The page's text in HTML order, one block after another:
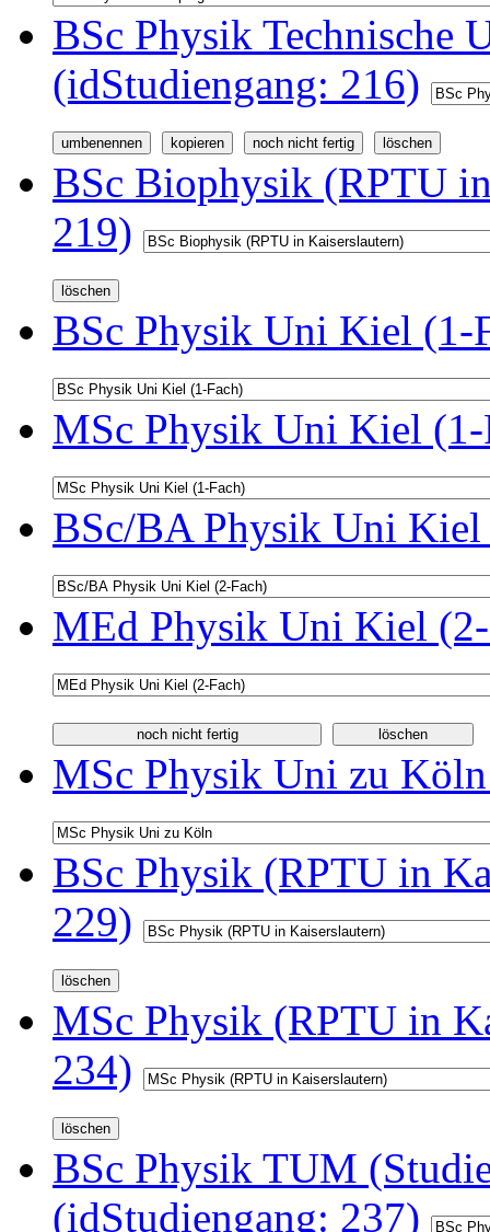
BSc Physik Technische
(idStudiengang: 216)
BSc Biophysik (RPTU
219)
BSc Physik Uni Kiel (1-
MSc Physik Uni Kiel
BSc/BA Physik Uni Kiel
MEd Physik Uni Kiel
MSc Physik Uni zu
BSc Physik (RPTU in
229)
MSc Physik (RPTU in
234)
BSc Physik TUM
(idStudiengang: 237)